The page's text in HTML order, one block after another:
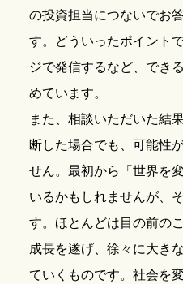
の投資担当につないでお
す。どういったポイント
ジで発信するなど、でき
めています。
また、相談いただいた結
断した場合でも、可能性
せん。最初から「世界を
いるかもしれませんが、
す。ほとんどは目の前の
成長を遂げ、徐々に大き
ていくものです。社会を